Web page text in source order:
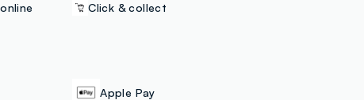
Click & collect
Apple Pay